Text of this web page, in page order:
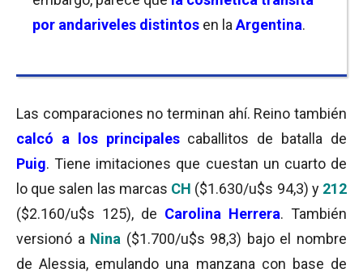
por andariveles distintos en la Argentina.
Las comparaciones no terminan ahí. Reino también
calcó a los principalescaballitos de batalla de
Puig. Tiene imitaciones que cuestan un cuarto de
lo que salen las marcas CH ($1.630/u$s 94,3) y 212
($2.160/u$s 125), de Carolina Herrera. También
versionó a Nina ($1.700/u$s 98,3) bajo el nombre
de Alessia, emulando una manzana con base de